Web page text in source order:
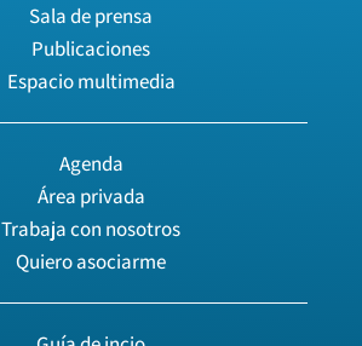
Sala de prensa
Publicaciones
Espacio multimedia
Agenda
Área privada
Trabaja con nosotros
Quiero asociarme